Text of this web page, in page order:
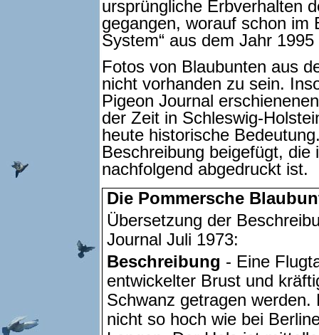
ursprüngliche Erbverhalten
gegangen, worauf schon im
System“ aus dem Jahr
Fotos von Blaubunten aus
nicht vorhanden zu sein.
Pigeon Journal
der Zeit in Schleswig-
heute historische
Beschreibung beigefügt,
nachfolgend abgedruckt ist.
Die Pommersche
Übersetzung der
Journal Juli 1973:
Beschreibung - Eine
entwickelter Brust und
Schwanz getragen
nicht so hoch wie bei